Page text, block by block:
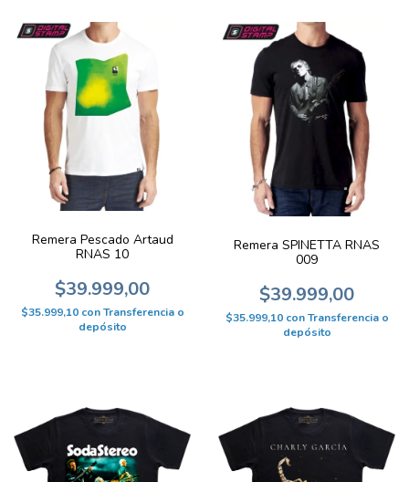
Remera Pescado Artaud
RNAS 10
$39.999,00
$35.999,10 con Transferencia o
depósito
Remera SPINETTA RNAS
009
$39.999,00
$35.999,10 con Transferencia o
depósito